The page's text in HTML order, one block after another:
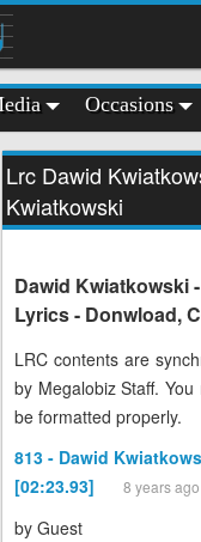
Occasions
Lrc Dawid
Kwiatkowski
Dawid Kwiatkowski
Lyrics - Donwload,
LRC contents are
by Megalobiz Staff.
be formatted properly.
813 - Dawid
[02:23.93]
8 years ago
by Guest